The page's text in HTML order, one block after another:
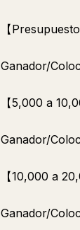
【
Ganador/
【5,000 a
Ganador/
【10,000 a
Ganador/